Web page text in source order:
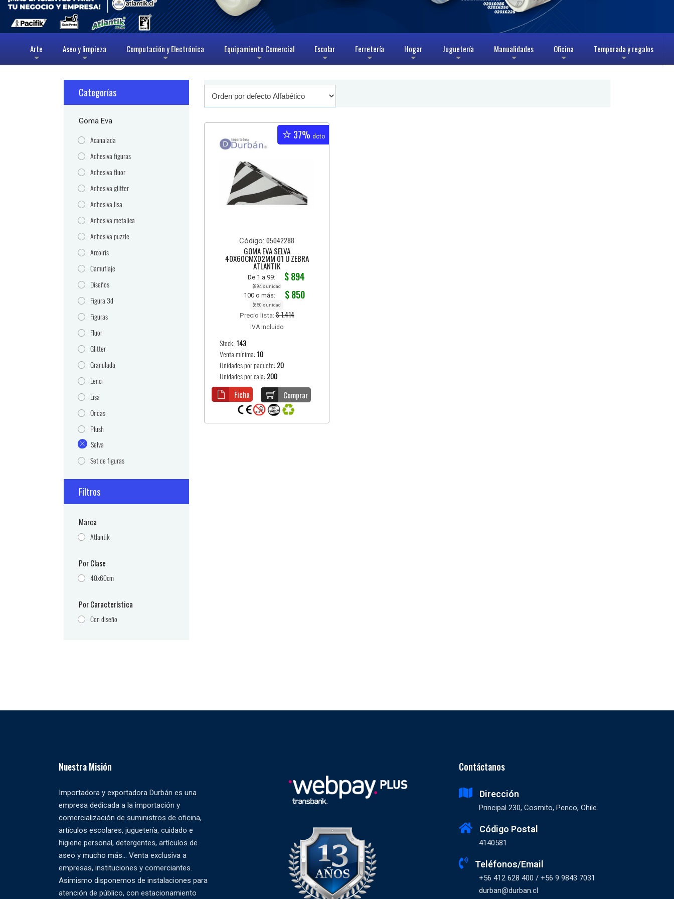
+
Arte
+
Aseo y limpieza
+
Computación y Electrónica
+
Equipamiento Comercial
+
Escolar
+
Ferretería
+
Hogar
+
Juguetería
+
Manualidades
+
Oficina
+
Temporada y regalos
Categorías
Goma Eva
Acanalada
Adhesiva figuras
Adhesiva fluor
Adhesiva glitter
Adhesiva lisa
Adhesiva metalica
Adhesiva puzzle
Arcoiris
Camuflaje
Diseños
Figura 3d
Figuras
Fluor
Glitter
Granulada
Lenci
Lisa
Ondas
Plush
Selva
Set de figuras
Filtros
Marca
Atlantik
Por Clase
40x60cm
Por Característica
Con diseño
37% dcto
Código:05042288
GOMA EVA SELVA
40X60CMX02MM 01 U ZEBRA
ATLANTIK
De 1 a 99: $ 894
$894 x unidad
100 o más: $ 850
$850 x unidad
Precio lista:$ 1.414
IVA Incluido
Stock: 143
Venta mínima: 10
Unidades por paquete:20
Unidades por caja:200
Comprar
Ficha
Nuestra Misión
Importadora y exportadora Durbán es una
empresa dedicada a la importación y
comercialización de suministros de oficina,
artículos escolares, juguetería, cuidado e
higiene personal, detergentes, artículos de
aseo y mucho más... Venta exclusiva a
empresas, instituciones y comerciantes.
Asimismo disponemos de instalaciones para
atención de público, con estacionamiento
Contáctanos
Dirección
Principal 230, Cosmito, Penco, Chile.
Código Postal
4140581
Teléfonos/Email
+56 412 628 400 / +56 9 9843 7031
durban@durban.cl